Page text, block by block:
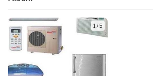
1 / 5